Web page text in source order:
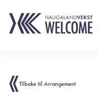
Tilbake til Arrangement